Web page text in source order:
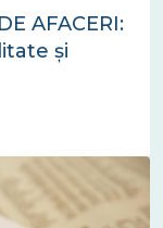
AFACERI:
și